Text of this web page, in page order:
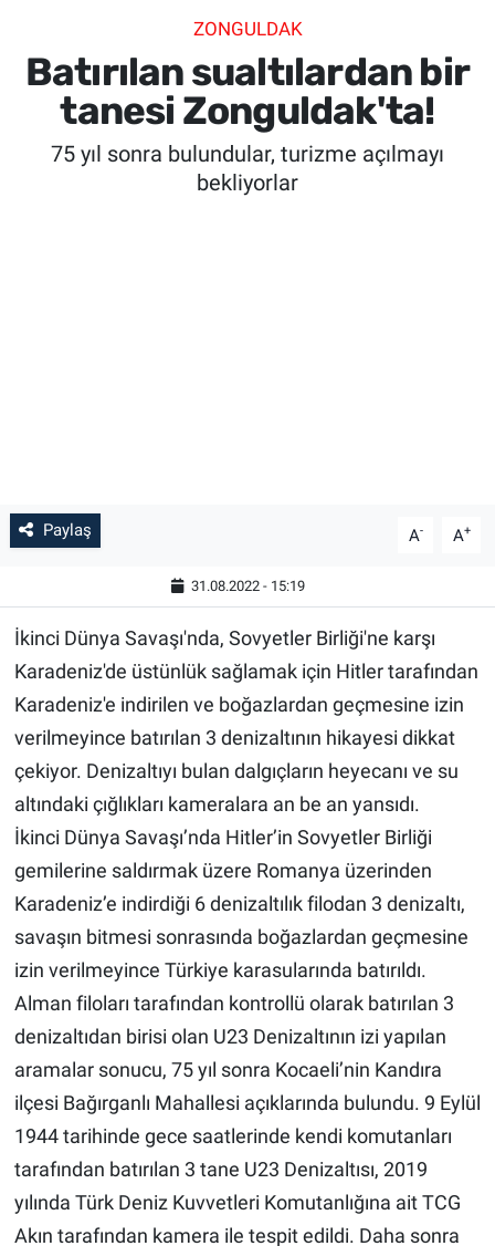
ZONGULDAK
Batırılan sualtılardan bir
tanesi Zonguldak'ta!
75 yıl sonra bulundular, turizme açılmayı
bekliyorlar
Paylaş A- A+
31.08.2022 - 15:19
İkinci Dünya Savaşı'nda, Sovyetler Birliği'ne karşı
Karadeniz'de üstünlük sağlamak için Hitler tarafından
Karadeniz'e indirilen ve boğazlardan geçmesine izin
verilmeyince batırılan 3 denizaltının hikayesi dikkat
çekiyor. Denizaltıyı bulan dalgıçların heyecanı ve su
altındaki çığlıkları kameralara an be an yansıdı.
İkinci Dünya Savaşı’nda Hitler’in Sovyetler Birliği
gemilerine saldırmak üzere Romanya üzerinden
Karadeniz’e indirdiği 6 denizaltılık filodan 3 denizaltı,
savaşın bitmesi sonrasında boğazlardan geçmesine
izin verilmeyince Türkiye karasularında batırıldı.
Alman filoları tarafından kontrollü olarak batırılan 3
denizaltıdan birisi olan U23 Denizaltının izi yapılan
aramalar sonucu, 75 yıl sonra Kocaeli’nin Kandıra
ilçesi Bağırganlı Mahallesi açıklarında bulundu. 9 Eylül
1944 tarihinde gece saatlerinde kendi komutanları
tarafından batırılan 3 tane U23 Denizaltısı, 2019
yılında Türk Deniz Kuvvetleri Komutanlığına ait TCG
Akın tarafından kamera ile tespit edildi. Daha sonra
SPOR
SAĞLIK